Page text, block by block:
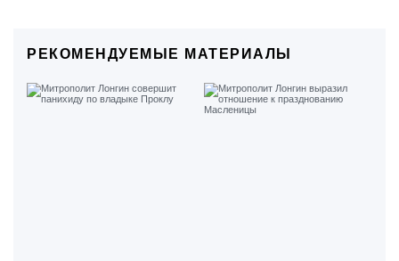
РЕКОМЕНДУЕМЫЕ МАТЕРИАЛЫ